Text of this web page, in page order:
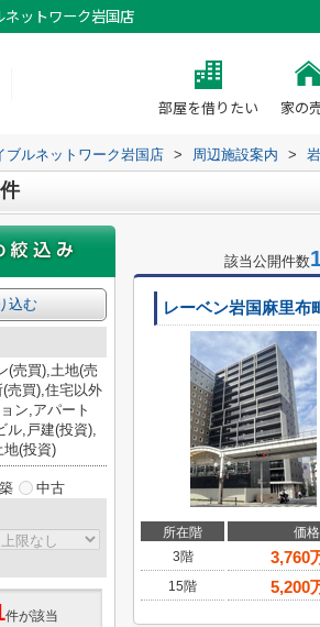
ットワーク岩国店
部屋を借りたい 家の
ブルネットワーク岩国店 > 周辺施設案内 >
該当公開件数
レーベン岩国麻里布
所在階 価格
3階
3,760
15階
5,200
込む
(売買),土地(売
売買),住宅以外
ン,アパート
ル,戸建(投資),
地(投資)
中古
件が該当